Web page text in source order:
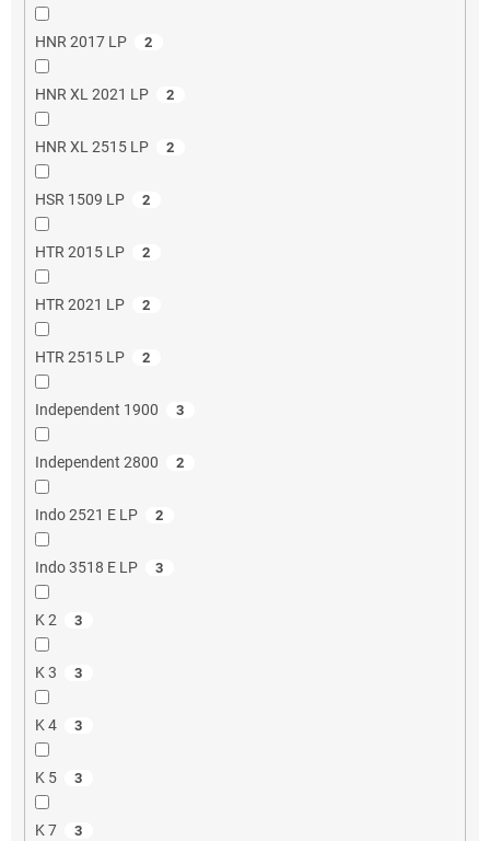
HNR 2017 LP 2
HNR XL 2021 LP 2
HNR XL 2515 LP 2
HSR 1509 LP 2
HTR 2015 LP 2
HTR 2021 LP 2
HTR 2515 LP 2
Independent 1900 3
Independent 2800 2
Indo 2521 E LP 2
Indo 3518 E LP 3
K 2 3
K 3 3
K 4 3
K 5 3
K 7 3